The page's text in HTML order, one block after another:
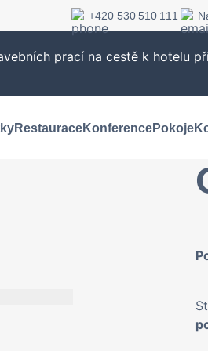
+420 530 510 111
prací na cestě k hotelu
RestauraceKonferencePokoje